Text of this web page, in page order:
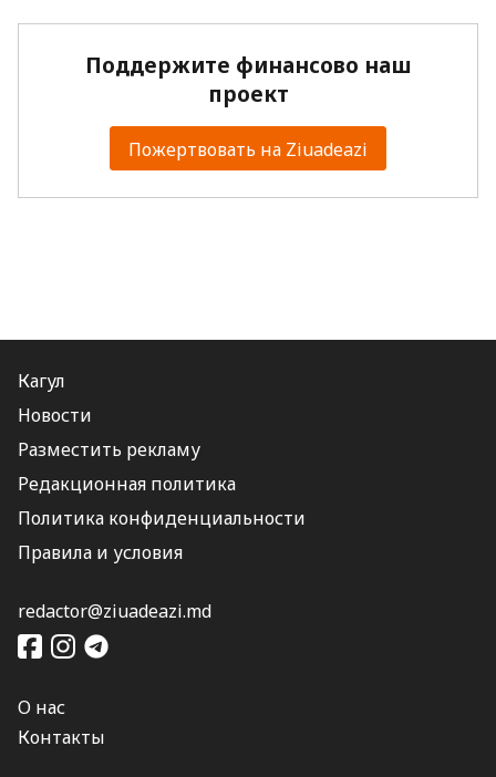
Поддержите финансово наш
проект
Пожертвовать на Ziuadeazi
Кагул
Новости
Разместить рекламу
Редакционная политика
Политика конфиденциальности
Правила и условия
redactor@ziuadeazi.md
О нас
Контакты